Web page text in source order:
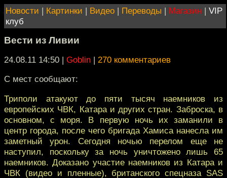
Новости | Картинки | Видео | Переводы | Магазин | VIP
клуб
Вести из Ливии
24.08.11 14:50 | Goblin | 270 комментариев
С мест сообщают:
Триполи атакуют до пяти тысяч наемников из
европейских ЧВК, Катара и других стран. Заброска, в
основном, с моря. В первую ночь их заманили в
центр города, после чего бригада Хамиса нанесла им
заметный урон. Сегодня ночью перелом еще не
наступил, поскольку за ночь уничтожено лишь 65
наемников. Доказано участие наемников из Катара и
ЧВК (видео и пленные), британского спецназа SAS